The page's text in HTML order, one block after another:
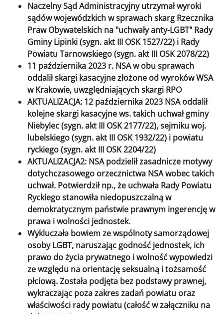
Naczelny Sąd Administracyjny utrzymał wyroki
sądów wojewódzkich w sprawach skarg Rzecznika
Praw Obywatelskich na "uchwały anty-LGBT" Rady
Gminy Lipinki (sygn. akt III OSK 1527/22) i Rady
Powiatu Tarnowskiego (sygn. akt III OSK 2078/22)
11 października 2023 r. NSA w obu sprawach
oddalił skargi kasacyjne złożone od wyroków WSA
w Krakowie, uwzględniających skargi RPO
AKTUALIZACJA: 12 października 2023 NSA oddalił
kolejne skargi kasacyjne ws. takich uchwał gminy
Niebylec (sygn. akt III OSK 2177/22), sejmiku woj.
lubelskiego (sygn. akt III OSK 1932/22) i powiatu
ryckiego (sygn. akt III OSK 2204/22)
AKTUALIZACJA2: NSA podzielił zasadnicze motywy
dotychczasowego orzecznictwa NSA wobec takich
uchwał. Potwierdził np., że uchwała Rady Powiatu
Ryckiego stanowiła niedopuszczalną w
demokratycznym państwie prawnym ingerencję w
prawa i wolności jednostek.
Wykluczała bowiem ze wspólnoty samorządowej
osoby LGBT, naruszając godność jednostek, ich
prawo do życia prywatnego i wolność wypowiedzi
ze względu na orientację seksualną i tożsamość
płciową. Została podjęta bez podstawy prawnej,
wykraczając poza zakres zadań powiatu oraz
właściwości rady powiatu (całość w załączniku na